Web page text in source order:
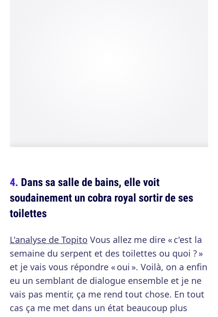
Dans sa salle de bains, elle voit
soudainement un cobra royal sortir de ses
toilettes
L'analyse de Topito Vous allez me dire « c'est la
semaine du serpent et des toilettes ou quoi ? »
et je vais vous répondre « oui ». Voilà, on a enfin
eu un semblant de dialogue ensemble et je ne
vais pas mentir, ça me rend tout chose. En tout
cas ça me met dans un état beaucoup plus